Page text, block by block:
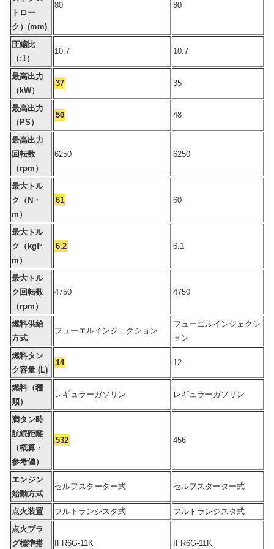
トロー
ク）(mm)
80 80
圧縮比
（:1）
10.7 10.7
最高出力
（kW）
37 35
最高出力
（PS）
50 48
最高出力
回転数
（rpm）
6250 6250
最大トル
ク（N・
m）
61 60
最大トル
ク（kgf･
m）
6.2 6.1
最大トル
ク回転数
（rpm）
4750 4750
燃料供給
方式
フューエルインジェクション
フューエルインジェクシ
ョン
燃料タン
ク容量 (L)
14 12
燃料（種
類）
レギュラーガソリン レギュラーガソリン
満タン時
航続距離
（概算・
参考値）
532 456
エンジン
始動方式
セルフスターター式 セルフスターター式
点火装置 フルトランジスタ式
フルトランジスタ式
点火プラ
グ標準搭
IFR6G-11K IFR6G-11K